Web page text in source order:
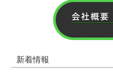
新着情報